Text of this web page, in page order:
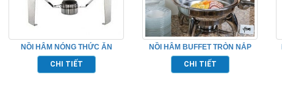
NỒI HÂM NÓNG THỨC ĂN
BUFFET TRÒN – TPN697003
CHI TIẾT
NỒI HÂM BUFFET TRÒN NẮP
KIẾNG CÓ CHÂN ĐẾ
CHI TIẾT